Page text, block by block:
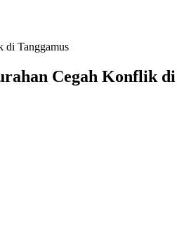
di Tanggamus
Cegah Konflik